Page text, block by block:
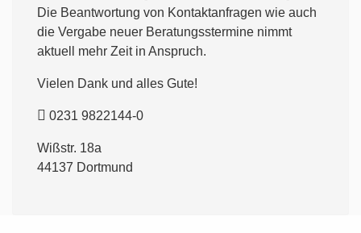
Die Beantwortung von Kontaktanfragen wie auch
die Vergabe neuer Beratungsstermine nimmt
aktuell mehr Zeit in Anspruch.
Vielen Dank und alles Gute!
0231 9822144-0
Wißstr. 18a
44137 Dortmund